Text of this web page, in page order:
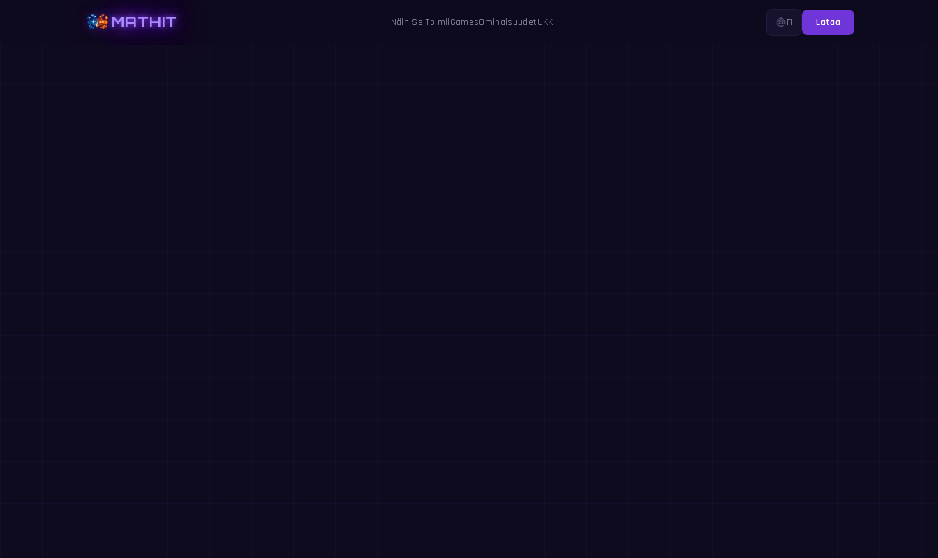
MATHIT Näin Se ToimiiGamesOminaisuudetUKK FI Lataa